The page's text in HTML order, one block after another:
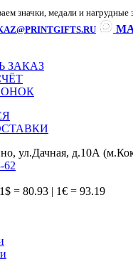
значки, медали и нагрудные
ЗАКАЗ
ул.Дачная, д.10А
62
1$ = 80.93 | 1€ = 93.19